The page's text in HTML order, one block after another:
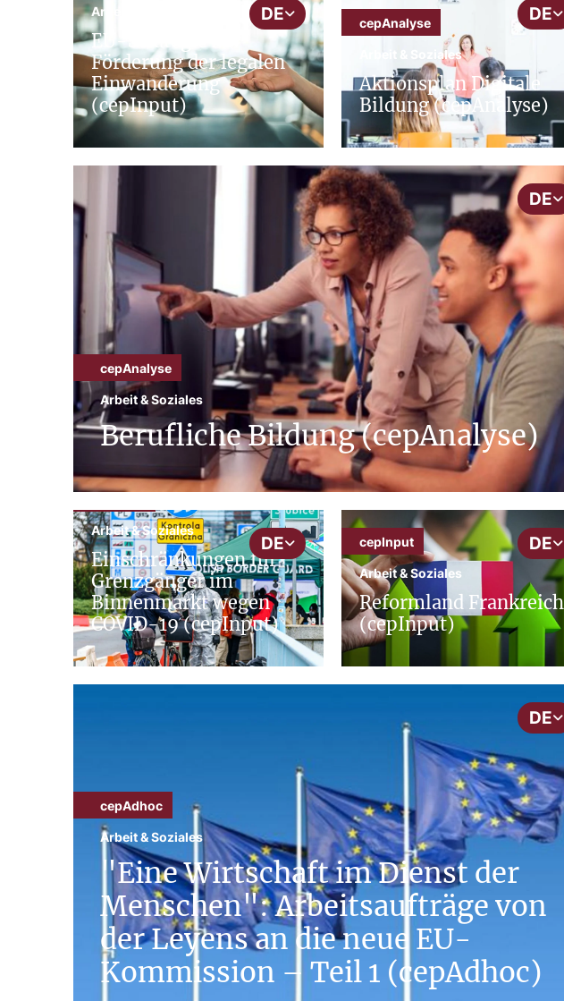
DE
Arbeit & Soziales
EU-Strategie zur
Förderung der legalen
Einwanderung
(cepInput)
DE
cepAnalyse
Arbeit & Soziales
Aktionsplan Digitale
Bildung (cepAnalyse)
DE
cepAnalyse
Arbeit & Soziales
Berufliche Bildung (cepAnalyse)
DE
Arbeit & Soziales
Einschränkungen für
Grenzgänger im
Binnenmarkt wegen
COVID-19 (cepInput)
DE
cepInput
Arbeit & Soziales
Reformland Frankreich
(cepInput)
DE
cepAdhoc
Arbeit & Soziales
"Eine Wirtschaft im Dienst der
Menschen": Arbeitsaufträge von
der Leyens an die neue EU-
Kommission – Teil 1 (cepAdhoc)